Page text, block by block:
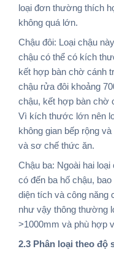
loại đơn thường thích
không quá lớn.
Chậu đôi: Loại chậu
chậu có thể có kích
kết hợp bàn chờ cánh
chậu rửa đôi khoảng
chậu, kết hợp bàn chờ
Vì kích thước lớn nên
không gian bếp rộng
và sơ chế thức ăn.
Chậu ba: Ngoài hai
có đến ba hố chậu,
diện tích và công năng
như vậy thông thường
>1000mm và phù hợp
2.3 Phân loại theo độ